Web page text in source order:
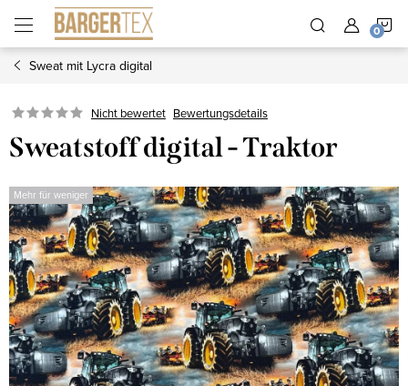
Inhalt
springen
Sweat mit Lycra digital
Nicht bewertet Bewertungsdetails
Sweatstoff digital - Traktor
Mehr für weniger